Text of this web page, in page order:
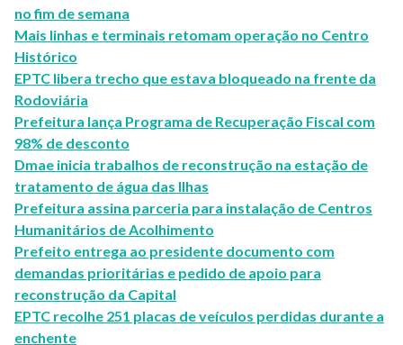
no fim de semana
Mais linhas e terminais retomam operação no Centro
Histórico
EPTC libera trecho que estava bloqueado na frente da
Rodoviária
Prefeitura lança Programa de Recuperação Fiscal com
98% de desconto
Dmae inicia trabalhos de reconstrução na estação de
tratamento de água das Ilhas
Prefeitura assina parceria para instalação de Centros
Humanitários de Acolhimento
Prefeito entrega ao presidente documento com
demandas prioritárias e pedido de apoio para
reconstrução da Capital
EPTC recolhe 251 placas de veículos perdidas durante a
enchente